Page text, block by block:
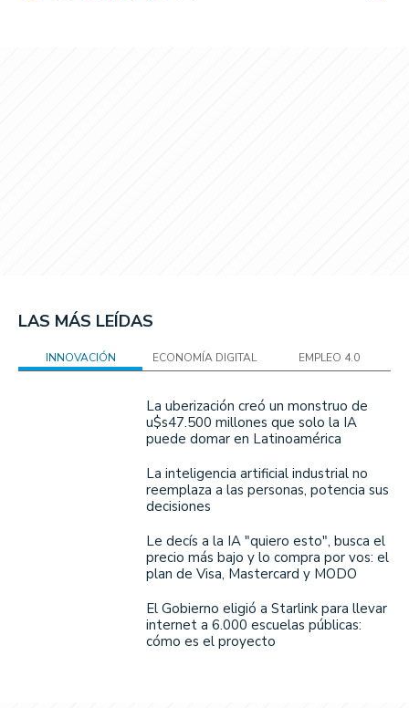
LAS MÁS LEÍDAS
INNOVACIÓN ECONOMÍA DIGITAL EMPLEO 4.0
La uberización creó un monstruo de
u$s47.500 millones que solo la IA
puede domar en Latinoamérica
La inteligencia artificial industrial no
reemplaza a las personas, potencia sus
decisiones
Le decís a la IA "quiero esto", busca el
precio más bajo y lo compra por vos: el
plan de Visa, Mastercard y MODO
El Gobierno eligió a Starlink para llevar
internet a 6.000 escuelas públicas:
cómo es el proyecto